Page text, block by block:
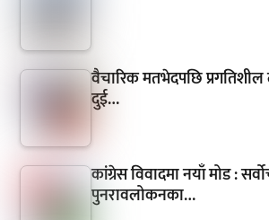
वैचारिक मतभेदपछि प्रगतिशील
दुई…
कांग्रेस विवादमा नयाँ मोड :
पुनरावलोकनका…